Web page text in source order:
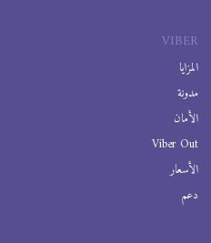
VIBER
المزايا
مدونة
الأمان
Viber Out
الأسعار
دعم